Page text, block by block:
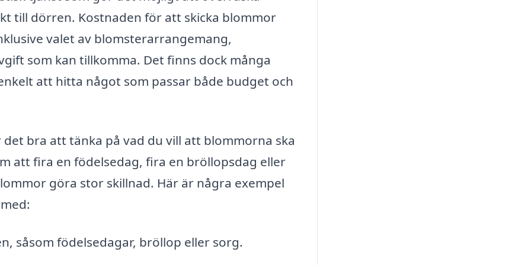
till dörren. Kostnaden för att skicka blommor
valet av blomsterarrangemang,
som kan tillkomma. Det finns dock många
att hitta något som passar både budget och
bra att tänka på vad du vill att blommorna ska
att fira en födelsedag, fira en bröllopsdag eller
göra stor skillnad. Här är några exempel
såsom födelsedagar, bröllop eller sorg.